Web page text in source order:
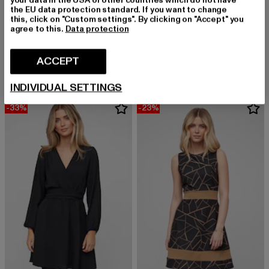
CLOUD5IVE
EUR 26,09
Derzeitiger Preis: EUR 26,09
EUR 29,99
-33% -23%
the EU data protection standard. If you want to change
this, click on "Custom settings". By clicking on "Accept" you
agree to this. Data protection
ACCEPT
INDIVIDUAL SETTINGS